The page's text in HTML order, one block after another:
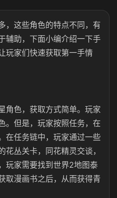
，这些角色的特点不同，有
辅助，下面小编介绍一下手
玩家们快速获取第一手情
角色，获取方式简单。玩家
。但是，玩家按照任务，在
在任务链中，玩家通过一些
丛关卡，同花精灵交谈，
玩家需要找到世界2地图泰
取漫画书之后，从而获得青